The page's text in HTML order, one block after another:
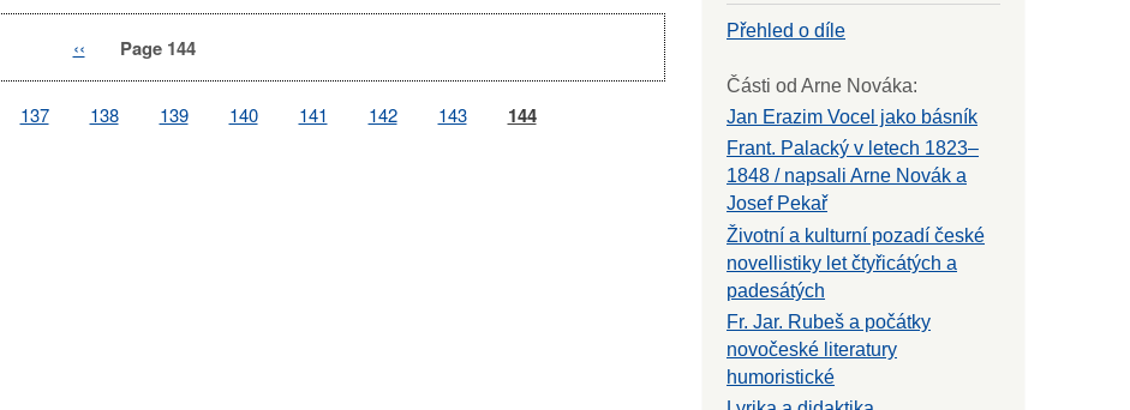
Previous
‹‹ Page 144
Page
137 Page
138 Page
139 Page
140 Page
141 Page
142 Page
143 Page
144
Přehled o díle
Části od Arne Nováka:
Jan Erazim Vocel jako básník
Frant. Palacký v letech 1823–
1848 / napsali Arne Novák a
Josef Pekař
Životní a kulturní pozadí české
novellistiky let čtyřicátých a
padesátých
Fr. Jar. Rubeš a počátky
novočeské literatury
humoristické